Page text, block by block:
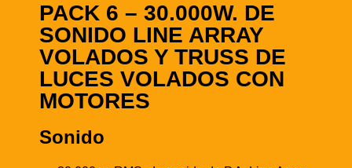
PACK 6 – 30.000W. DE
SONIDO LINE ARRAY
VOLADOS Y TRUSS DE
LUCES VOLADOS CON
MOTORES
Sonido